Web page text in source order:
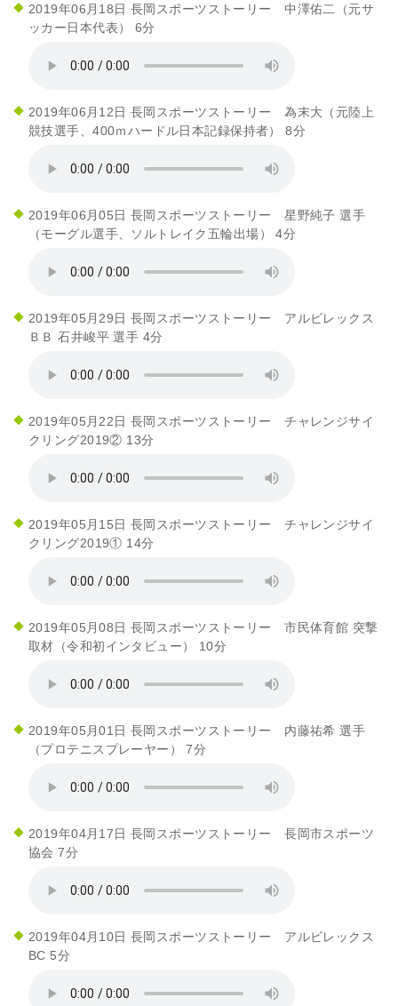
2019年06月18日 長岡スポーツストーリー 中澤佑二（元サ
ッカー日本代表） 6分
2019年06月12日 長岡スポーツストーリー 為末大（元陸上
競技選手、400ｍハードル日本記録保持者） 8分
2019年06月05日 長岡スポーツストーリー 星野純子 選手
（モーグル選手、ソルトレイク五輪出場） 4分
2019年05月29日 長岡スポーツストーリー アルビレックス
ＢＢ 石井峻平 選手 4分
2019年05月22日 長岡スポーツストーリー チャレンジサイ
クリング2019② 13分
2019年05月15日 長岡スポーツストーリー チャレンジサイ
クリング2019① 14分
2019年05月08日 長岡スポーツストーリー 市民体育館 突撃
取材（令和初インタビュー） 10分
2019年05月01日 長岡スポーツストーリー 内藤祐希 選手
（プロテニスプレーヤー） 7分
2019年04月17日 長岡スポーツストーリー 長岡市スポーツ
協会 7分
2019年04月10日 長岡スポーツストーリー アルビレックス
BC 5分